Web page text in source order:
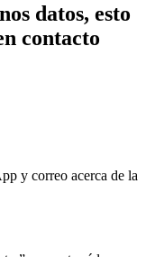
datos, esto
contacto
y correo acerca de la